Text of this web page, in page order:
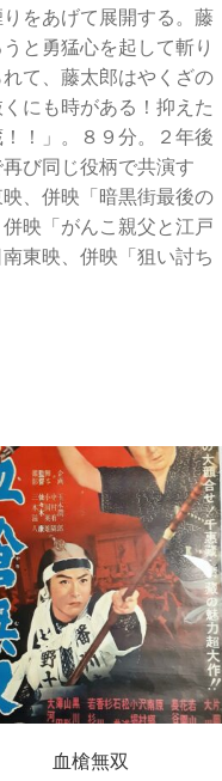
をあげて展開する。藤
と勇猛心を起して斬り
て、藤太郎はやくざの
にも時がある！抑えた
！」。８９分。２年後
び同じ役柄で共演す
、併映「暗黒街最後の
映「がんこ親父と江戸
東映、併映「狙い討ち
血槍無双